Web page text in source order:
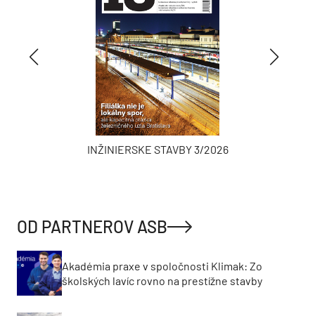
INŽINIERSKE STAVBY 3/2026
OD PARTNEROV ASB
Akadémia praxe v spoločnosti Klimak: Zo
školských lavíc rovno na prestížne stavby